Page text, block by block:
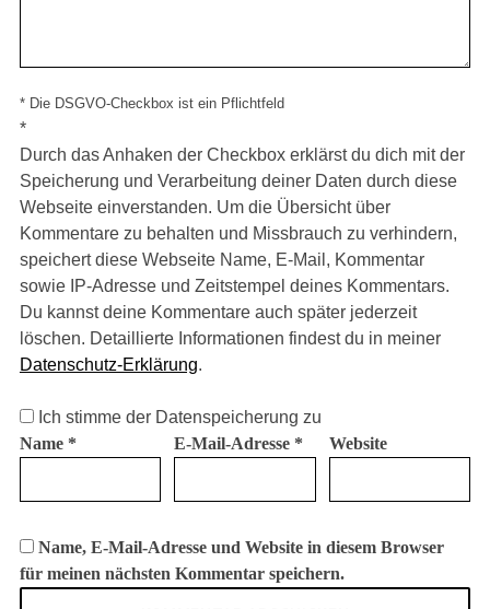
* Die DSGVO-Checkbox ist ein Pflichtfeld
*
Durch das Anhaken der Checkbox erklärst du dich mit der
Speicherung und Verarbeitung deiner Daten durch diese
Webseite einverstanden. Um die Übersicht über
Kommentare zu behalten und Missbrauch zu verhindern,
speichert diese Webseite Name, E-Mail, Kommentar
sowie IP-Adresse und Zeitstempel deines Kommentars.
Du kannst deine Kommentare auch später jederzeit
löschen. Detaillierte Informationen findest du in meiner
Datenschutz-Erklärung.
Ich stimme der Datenspeicherung zu
Name * E-Mail-Adresse * Website
Name, E-Mail-Adresse und Website in diesem Browser
für meinen nächsten Kommentar speichern.